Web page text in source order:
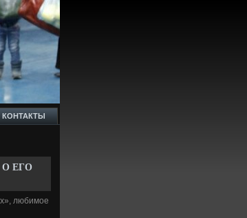
КОНТАКТЫ
ЕГО
любимое